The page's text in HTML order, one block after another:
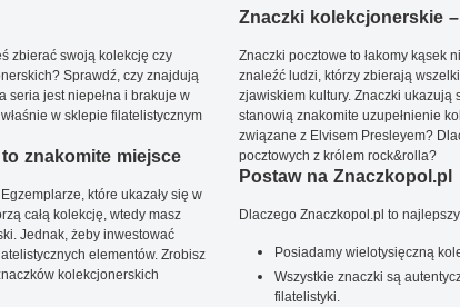
zbierać swoją kolekcję czy
Sprawdź, czy znajdują
seria jest niepełna i brakuje w
w sklepie filatelistycznym
znakomite miejsce
które ukazały się w
całą kolekcję, wtedy masz
Jednak, żeby inwestować
elementów. Zrobisz
kolekcjonerskich
Znaczki kolekcjonerskie
Znaczki pocztowe to łakomy kąsek
znaleźć ludzi, którzy zbierają
zjawiskiem kultury. Znaczki
stanowią znakomite uzupełnienie
związane z Elvisem Presleyem?
pocztowych z królem rock&rolla?
Postaw na Znaczkopol.pl
Dlaczego Znaczkopol.pl to
Posiadamy wielotysięczną
Wszystkie znaczki są
filatelistyki.